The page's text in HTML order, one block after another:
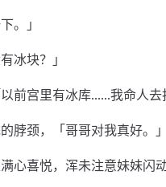
。」
冰块？」
前宫里有冰库……我命人去
脖颈，「哥哥对我真好。」
心喜悦，浑未注意妹妹闪